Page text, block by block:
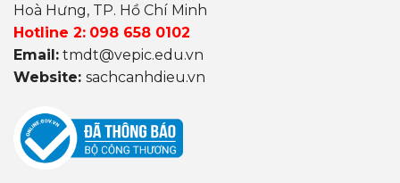
Hoà Hưng, TP. Hồ Chí Minh
Hotline 2: 098 658 0102
Email: tmdt@vepic.edu.vn
Website: sachcanhdieu.vn